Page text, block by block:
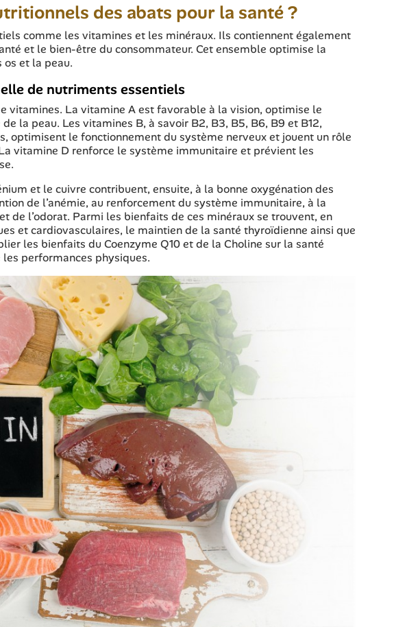
des abats pour la santé ?
comme les vitamines et les minéraux. Ils contiennent également
et le bien-être du consommateur. Cet ensemble optimise la
et la peau.
de nutriments essentiels
vitamines. La vitamine A est favorable à la vision, optimise le
la peau. Les vitamines B, à savoir B2, B3, B5, B6, B9 et B12,
optimisent le fonctionnement du système nerveux et jouent un rôle
vitamine D renforce le système immunitaire et prévient les
et le cuivre contribuent, ensuite, à la bonne oxygénation des
de l’anémie, au renforcement du système immunitaire, à la
de l’odorat. Parmi les bienfaits de ces minéraux se trouvent, en
et cardiovasculaires, le maintien de la santé thyroïdienne ainsi que
les bienfaits du Coenzyme Q10 et de la Choline sur la santé
performances physiques.